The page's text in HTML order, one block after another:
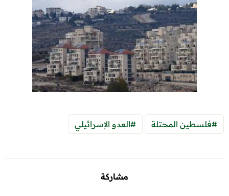
#فلسطين المحتلة #العدو الإسرائيلي
مشاركة